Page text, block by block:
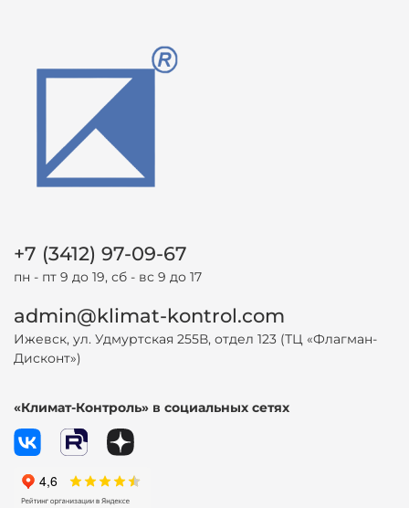
+7 (3412) 97-09-67
пн - пт 9 до 19, сб - вс 9 до 17
admin@klimat-kontrol.com
Ижевск, ул. Удмуртская 255В, отдел 123 (ТЦ «Флагман-
Дисконт»)
«Климат-Контроль» в социальных сетях